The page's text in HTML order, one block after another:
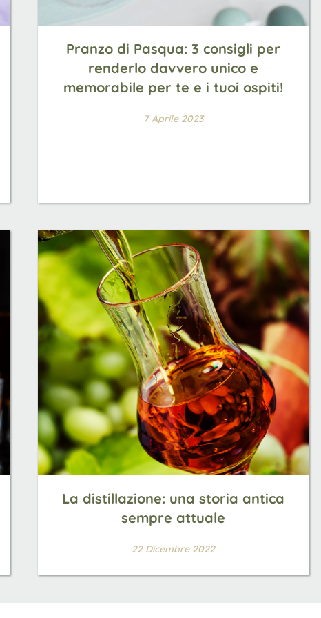
Pranzo di Pasqua: 3 consigli per
renderlo davvero unico e
memorabile per te e i tuoi ospiti!
7 Aprile 2023
La distillazione: una storia antica
sempre attuale
22 Dicembre 2022